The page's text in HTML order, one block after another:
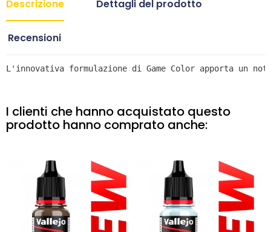
Descrizione Dettagli del prodotto
Recensioni
L'innovativa formulazione di Game Color apporta
I clienti che hanno acquistato questo
prodotto hanno comprato anche: